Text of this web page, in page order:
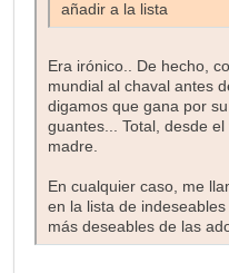
añadir a la lista
Era irónico.. De hecho,
mundial al chaval antes
digamos que gana por
guantes... Total, desde
madre.
En cualquier caso, me
en la lista de
más deseables de las